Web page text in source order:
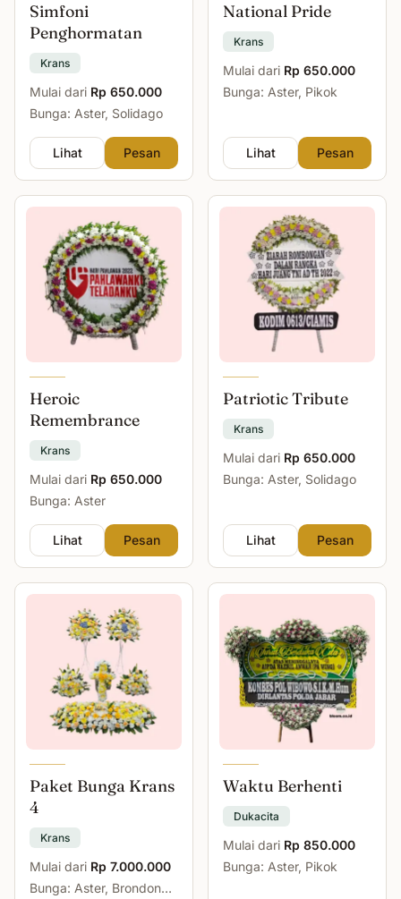
Simfoni
Penghormatan
Krans
Mulai dari Rp 650.000
Bunga: Aster, Solidago
Lihat Pesan
National Pride
Krans
Mulai dari Rp 650.000
Bunga: Aster, Pikok
Lihat Pesan
Heroic
Remembrance
Krans
Mulai dari Rp 650.000
Bunga: Aster
Lihat Pesan
Patriotic Tribute
Krans
Mulai dari Rp 650.000
Bunga: Aster, Solidago
Lihat Pesan
Paket Bunga Krans
4
Krans
Mulai dari Rp 7.000.000
Bunga: Aster, Brondong,
Waktu Berhenti
Dukacita
Mulai dari Rp 850.000
Bunga: Aster, Pikok